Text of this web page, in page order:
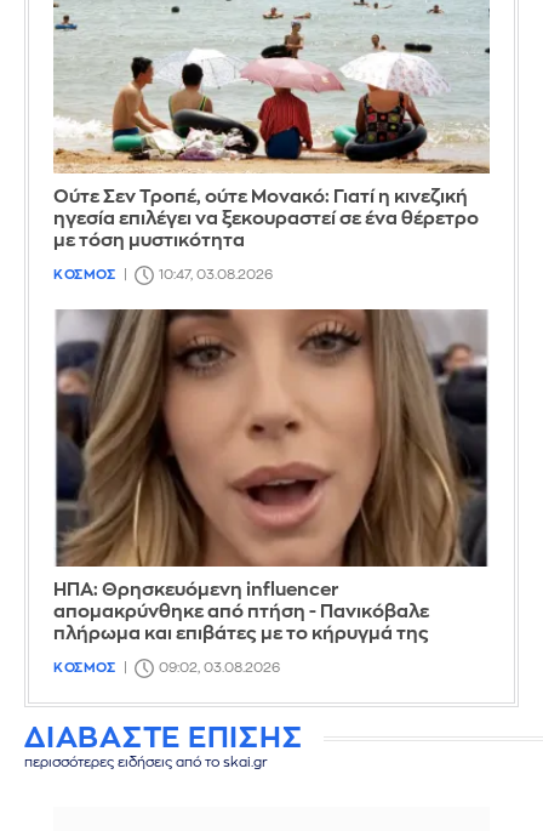
Ούτε Σεν Τροπέ, ούτε Μονακό: Γιατί η κινεζική
ηγεσία επιλέγει να ξεκουραστεί σε ένα θέρετρο
με τόση μυστικότητα
ΚΟΣΜΟΣ 10:47, 03.08.2026
ΗΠΑ: Θρησκευόμενη influencer
απομακρύνθηκε από πτήση - Πανικόβαλε
πλήρωμα και επιβάτες με το κήρυγμά της
ΚΟΣΜΟΣ 09:02, 03.08.2026
ΔΙΑΒΑΣΤΕ ΕΠΙΣΗΣ
περισσότερες ειδήσεις από το skai.gr